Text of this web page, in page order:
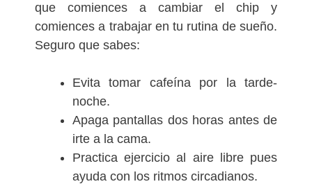
que comiences a cambiar el chip y
comiences a trabajar en tu rutina de sueño.
Seguro que sabes:
Evita tomar cafeína por la tarde-
noche.
Apaga pantallas dos horas antes de
irte a la cama.
Practica ejercicio al aire libre pues
ayuda con los ritmos circadianos.